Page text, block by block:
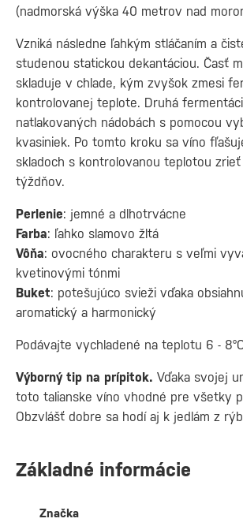
(nadmorská výška 40 metrov nad
Vzniká následne ľahkým stláčaním a
studenou statickou dekantáciou. Časť
skladuje v chlade, kým zvyšok zmesi
kontrolovanej teplote. Druhá
natlakovaných nádobách s pomocou
kvasiniek. Po tomto kroku sa víno
skladoch s kontrolovanou teplotou
týždňov.
Perlenie: jemné a dlhotrvácne
Farba: ľahko slamovo žltá
Vôňa: ovocného charakteru s veľmi
kvetinovými tónmi
Buket: potešujúco svieži vďaka
aromatický a harmonický
Podávajte vychladené na teplotu 6 -
Výborný tip na prípitok. Vďaka svojej
toto talianske víno vhodné pre všetky
Obzvlášť dobre sa hodí aj k jedlám z
Základné informácie
Značka